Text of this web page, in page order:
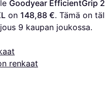
Goodyear EfficientGrip
on 148,88 €. Tämä on
9 kaupan joukossa.
renkaat